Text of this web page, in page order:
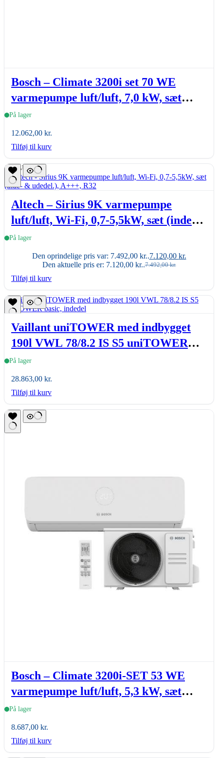
Bosch – Climate 3200i set 70 WE
varmepumpe luft/luft, 7,0 kW, sæt
(inde- & udedel.), hvid
På lager
12.062,00 kr.
Tilføj til kurv
TILBUD
Altech – Sirius 9K varmepumpe
luft/luft, Wi-Fi, 0,7-5,5kW, sæt (inde-
& udedel.), A+++, R32
På lager
7.492,00kr.
Den oprindelige pris var: 7.492,00 kr..7.120,00 kr.
Den aktuelle pris er: 7.120,00 kr..
Tilføj til kurv
Vaillant uniTOWER med indbygget
190l VWL 78/8.2 IS S5 uniTOWER
basic, indedel
På lager
28.863,00 kr.
Tilføj til kurv
Bosch – Climate 3200i-SET 53 WE
varmepumpe luft/luft, 5,3 kW, sæt
(inde- & udedel.), hvid
På lager
8.687,00 kr.
Tilføj til kurv